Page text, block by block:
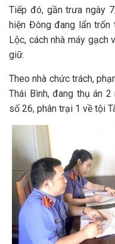
Tiếp đó, gần trưa ngày
hiện Đông đang lẩn
Lộc, cách nhà máy gạch
giữ.
Theo nhà chức trách,
Thái Bình, đang thụ án
số 26, phân trại 1 về tội